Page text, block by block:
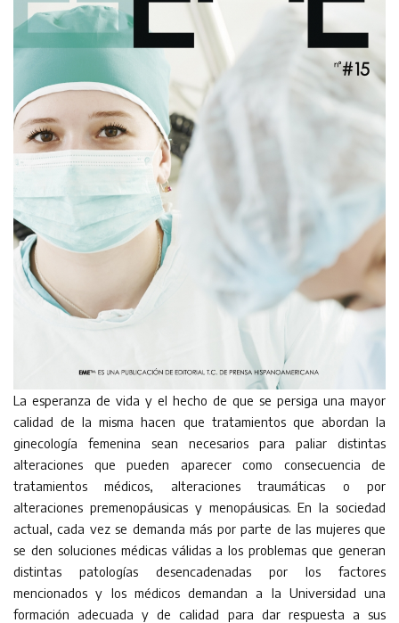
La esperanza de vida y el hecho de que se persiga una mayor
calidad de la misma hacen que tratamientos que abordan la
ginecología femenina sean necesarios para paliar distintas
alteraciones que pueden aparecer como consecuencia de
tratamientos médicos, alteraciones traumáticas o por
alteraciones premenopáusicas y menopáusicas. En la sociedad
actual, cada vez se demanda más por parte de las mujeres que
se den soluciones médicas válidas a los problemas que generan
distintas patologías desencadenadas por los factores
mencionados y los médicos demandan a la Universidad una
formación adecuada y de calidad para dar respuesta a sus